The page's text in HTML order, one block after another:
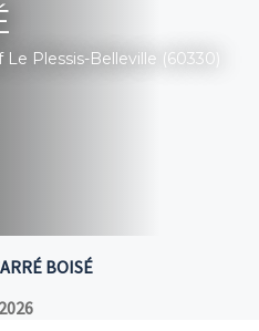
Plessis-Belleville (60330)
BOISÉ